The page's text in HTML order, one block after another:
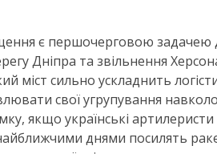
є першочерговою задачею
Дніпра та звільнення
міст сильно ускладнить
свої угрупування
якщо українські
днями посилять